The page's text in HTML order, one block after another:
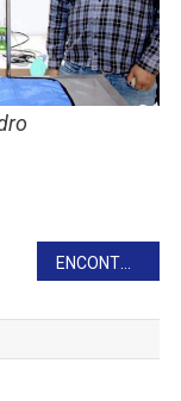
ENCONTRO REGIONAL PAUTA RECURSOS E DESENVOLVIMENTO NA SAÚDE